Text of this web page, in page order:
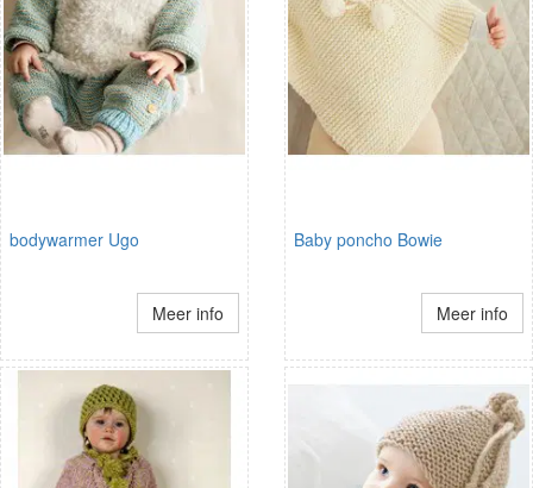
bodywarmer Ugo
Meer info
Baby poncho Bowie
Meer info